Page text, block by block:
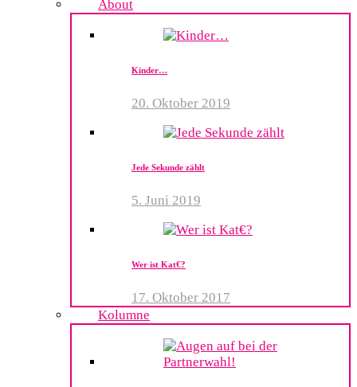
About
Kinder…
20. Oktober 2019
Jede Sekunde zählt
5. Juni 2019
Wer ist Kat€?
17. Oktober 2017
Kolumne